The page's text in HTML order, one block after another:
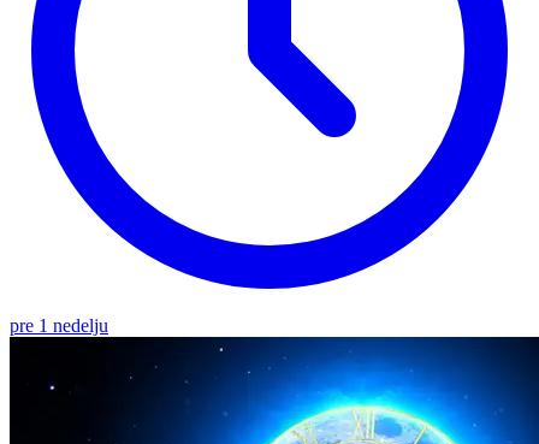
pre 1 nedelju